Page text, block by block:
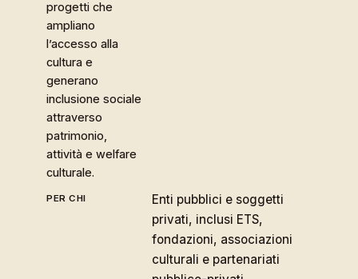
progetti che
ampliano
l’accesso alla
cultura e
generano
inclusione sociale
attraverso
patrimonio,
attività e welfare
culturale.
Enti pubblici e soggetti
privati, inclusi ETS,
fondazioni, associazioni
culturali e partenariati